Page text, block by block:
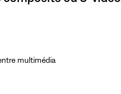
multimédia